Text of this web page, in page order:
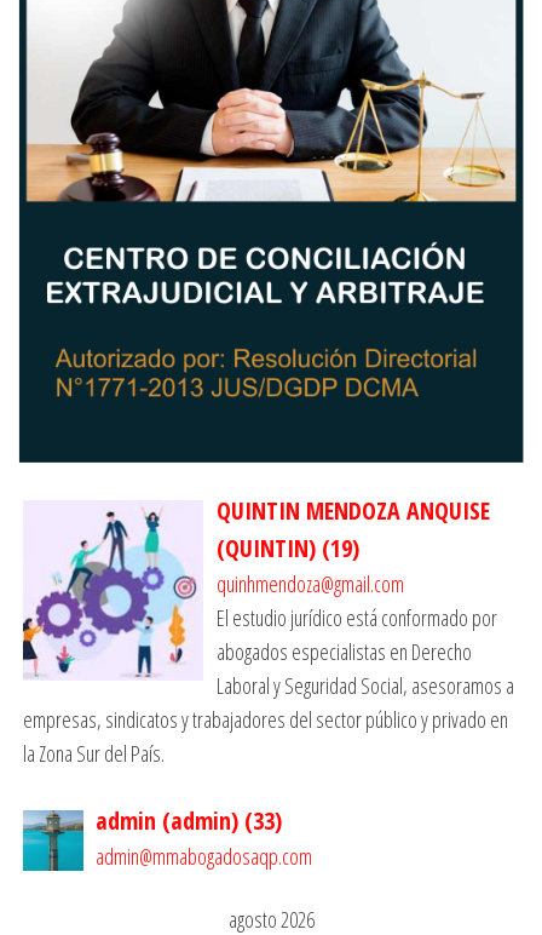
QUINTIN MENDOZA ANQUISE
(QUINTIN) (19)
quinhmendoza@gmail.com
El estudio jurídico está conformado por
abogados especialistas en Derecho
Laboral y Seguridad Social, asesoramos a
empresas, sindicatos y trabajadores del sector público y privado en
la Zona Sur del País.
admin (admin) (33)
admin@mmabogadosaqp.com
agosto 2026